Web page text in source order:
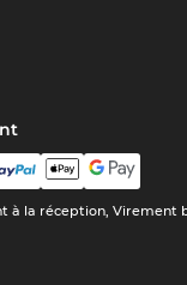
à la réception, Virement